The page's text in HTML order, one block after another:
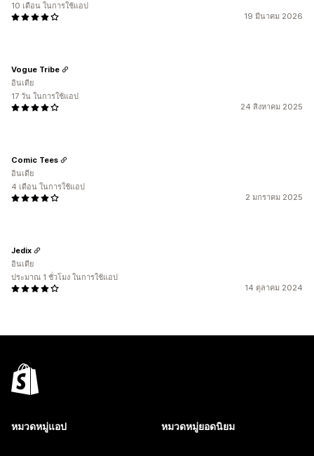
19 มีนาคม 2026
10 เดือน ในการใช้แอป
24 สิงหาคม 2025
Vogue Tribe
อินเดีย
17 วัน ในการใช้แอป
2 มกราคม 2025
Comic Tees
อินเดีย
4 เดือน ในการใช้แอป
14 ตุลาคม 2024
Jedix
อินเดีย
ประมาณ 1 ชั่วโมง ในการใช้แอป
หมวดหมู่แอป หมวดหมู่ยอดนิยม